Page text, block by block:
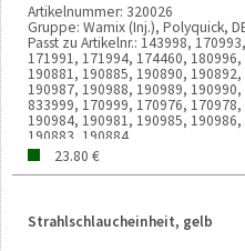
Artikelnummer: 320026
Gruppe: Wamix (Inj.), Polyquick,
Passt zu Artikelnr.: 143998,
171991, 171994, 174460,
190881, 190885, 190890,
190987, 190988, 190989,
833999, 170999, 170976,
190984, 190981, 190985,
190883, 190884
Verkaufseinheit:
Gewicht:31g
23.80 €
Strahlschlaucheinheit, gelb